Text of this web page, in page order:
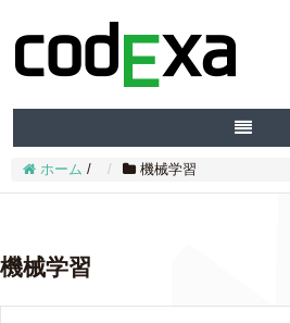
ホーム / 機械学習
機械学習